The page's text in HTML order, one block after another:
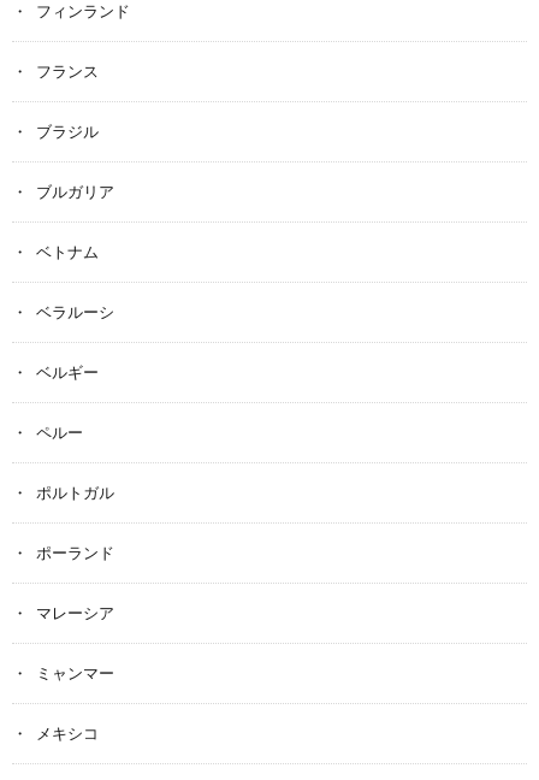
フィンランド
フランス
ブラジル
ブルガリア
ベトナム
ベラルーシ
ベルギー
ペルー
ポルトガル
ポーランド
マレーシア
ミャンマー
メキシコ